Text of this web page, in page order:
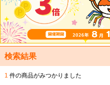
検索結果
1 件の商品がみつかりました